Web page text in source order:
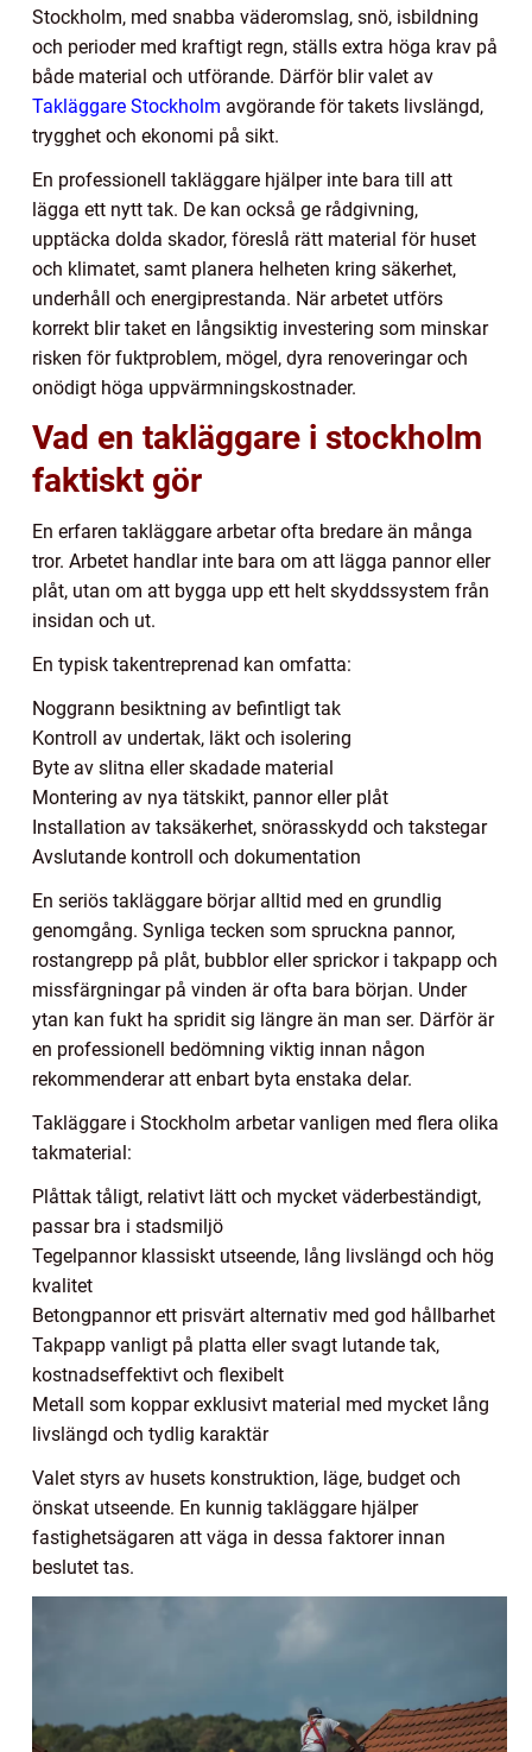
Stockholm, med snabba väderomslag, snö, isbildning
och perioder med kraftigt regn, ställs extra höga krav på
både material och utförande. Därför blir valet av
Takläggare Stockholm avgörande för takets livslängd,
trygghet och ekonomi på sikt.
En professionell takläggare hjälper inte bara till att
lägga ett nytt tak. De kan också ge rådgivning,
upptäcka dolda skador, föreslå rätt material för huset
och klimatet, samt planera helheten kring säkerhet,
underhåll och energiprestanda. När arbetet utförs
korrekt blir taket en långsiktig investering som minskar
risken för fuktproblem, mögel, dyra renoveringar och
onödigt höga uppvärmningskostnader.
Vad en takläggare i stockholm
faktiskt gör
En erfaren takläggare arbetar ofta bredare än många
tror. Arbetet handlar inte bara om att lägga pannor eller
plåt, utan om att bygga upp ett helt skyddssystem från
insidan och ut.
En typisk takentreprenad kan omfatta:
Noggrann besiktning av befintligt tak
Kontroll av undertak, läkt och isolering
Byte av slitna eller skadade material
Montering av nya tätskikt, pannor eller plåt
Installation av taksäkerhet, snörasskydd och takstegar
Avslutande kontroll och dokumentation
En seriös takläggare börjar alltid med en grundlig
genomgång. Synliga tecken som spruckna pannor,
rostangrepp på plåt, bubblor eller sprickor i takpapp och
missfärgningar på vinden är ofta bara början. Under
ytan kan fukt ha spridit sig längre än man ser. Därför är
en professionell bedömning viktig innan någon
rekommenderar att enbart byta enstaka delar.
Takläggare i Stockholm arbetar vanligen med flera olika
takmaterial:
Plåttak tåligt, relativt lätt och mycket väderbeständigt,
passar bra i stadsmiljö
Tegelpannor klassiskt utseende, lång livslängd och hög
kvalitet
Betongpannor ett prisvärt alternativ med god hållbarhet
Takpapp vanligt på platta eller svagt lutande tak,
kostnadseffektivt och flexibelt
Metall som koppar exklusivt material med mycket lång
livslängd och tydlig karaktär
Valet styrs av husets konstruktion, läge, budget och
önskat utseende. En kunnig takläggare hjälper
fastighetsägaren att väga in dessa faktorer innan
beslutet tas.